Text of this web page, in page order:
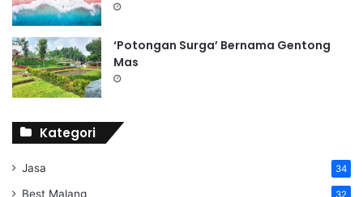
‘Potongan Surga’ Bernama Gentong
Mas
Kategori
Jasa 34
Best Malang